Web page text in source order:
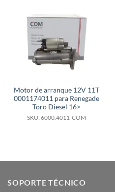
Motor de arranque 12V 11T
0001174011 para Renegade
Toro Diesel 16>
SKU: 6000.4011-COM
SOPORTE TÉCNICO